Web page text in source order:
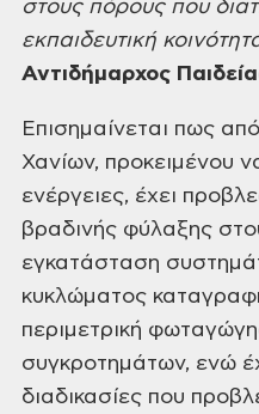
στους πόρους που
εκπαιδευτική
Αντιδήμαρχος
Επισημαίνεται πως
Χανίων, προκειμένου
ενέργειες, έχει
βραδινής φύλαξης
εγκατάσταση
κυκλώματος
περιμετρική
συγκροτημάτων, ενώ
διαδικασίες που